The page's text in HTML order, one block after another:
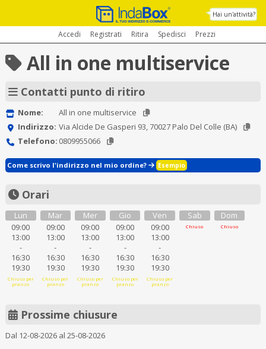
Hai un'attività?
Accedi Registrati Ritira Spedisci Prezzi
All in one multiservice
Contatti punto di ritiro
Nome:
All in one multiservice
Indirizzo: Via Alcide De Gasperi 93, 70027 Palo Del Colle (BA)
Telefono: 0809955066
Come scrivo l'indirizzo nel mio ordine? Esempio
Orari
Lun
09:00
13:00
-
16:30
19:30
Chiuso per
pranzo
Mar
09:00
13:00
-
16:30
19:30
Chiuso per
pranzo
Mer
09:00
13:00
-
16:30
19:30
Chiuso per
pranzo
Gio
09:00
13:00
-
16:30
19:30
Chiuso per
pranzo
Ven
09:00
13:00
-
16:30
19:30
Chiuso per
pranzo
Sab
Chiuso
Dom
Chiuso
Prossime chiusure
Dal 12-08-2026 al 25-08-2026